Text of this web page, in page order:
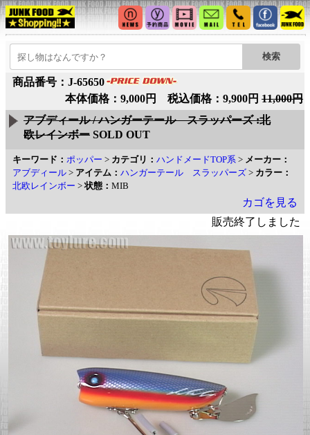
商品番号：J-65650
本体価格：9,000円 税込価格：9,900円 11,000円
アブディール / ハンガーテール スラッパーズ :北
欧レインボー SOLD OUT
キーワード： ポッパー > カテゴリ： ハンドメードTOP系 > メーカー：
アブディール > アイテム： ハンガーテール スラッパーズ > カラー：
北欧レインボー >状態： MIB
カゴを見る
販売終了しました